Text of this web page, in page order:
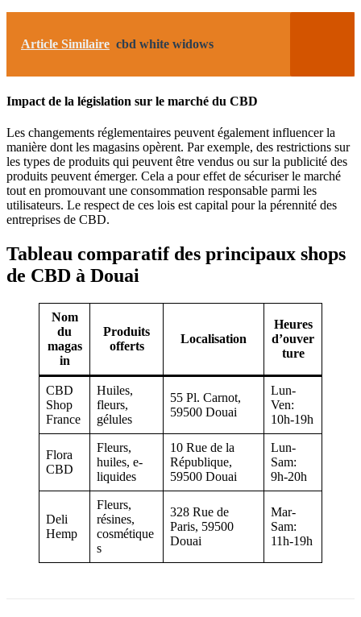
Article Similaire cbd white widows
Impact de la législation sur le marché du CBD
Les changements réglementaires peuvent également influencer la
manière dont les magasins opèrent. Par exemple, des restrictions sur
les types de produits qui peuvent être vendus ou sur la publicité des
produits peuvent émerger. Cela a pour effet de sécuriser le marché
tout en promouvant une consommation responsable parmi les
utilisateurs. Le respect de ces lois est capital pour la pérennité des
entreprises de CBD.
Tableau comparatif des principaux shops
de CBD à Douai
Nom
du
magas
in
Produits
offerts
Localisation
Heures
d’ouver
ture
CBD
Shop
France
Huiles,
fleurs,
gélules
55 Pl. Carnot,
59500 Douai
Lun-
Ven:
10h-19h
Flora
CBD
Fleurs,
huiles, e-
liquides
10 Rue de la
République,
59500 Douai
Lun-
Sam:
9h-20h
Deli
Hemp
Fleurs,
résines,
cosmétique
s
328 Rue de
Paris, 59500
Douai
Mar-
Sam:
11h-19h